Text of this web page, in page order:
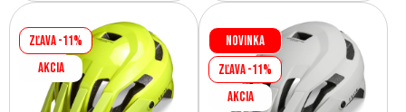
Zľava -11%
AKCIA
Novinka
Zľava -11%
AKCIA